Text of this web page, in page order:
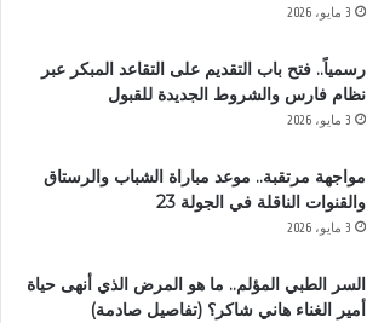
3 مايو، 2026
رسمياً.. فتح باب التقديم على التقاعد المبكر عبر
نظام فارس والشروط الجديدة للقبول
3 مايو، 2026
مواجهة مرتقبة.. موعد مباراة الشباب والرستاق
والقنوات الناقلة في الجولة 23
3 مايو، 2026
السر الطبي المؤلم.. ما هو المرض الذي أنهى حياة
أمير الغناء هاني شاكر؟ (تفاصيل صادمة)